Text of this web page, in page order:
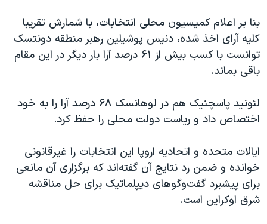
چهل سال گروگان‌گیری
قانون شفافیت دارائی کادر رهبری ایران
اعتراضات مردمی آبان ۹۸
نرگس محمدی برنده جایزه نوبل صلح
صفحه‌های ویژه
سفر پرزیدنت ترامپ به چین
بنا بر اعلام کمیسیون محلی انتخابات، با شمارش تقریبا
کلیه آرای اخذ شده، دنیس پوشیلین رهبر منطقه دونتسک
توانست با کسب بیش از ۶۱ درصد آرا بار دیگر در این مقام
باقی بماند.
لئونید پاسچنیک هم در لوهانسک ۶۸ درصد آرا را به خود
اختصاص داد و ریاست دولت محلی را حفظ کرد.
ایالات متحده و اتحادیه اروپا این انتخابات را غیرقانونی
خوانده و ضمن رد نتایج آن گفته‌اند که برگزاری آن مانعی
برای پیشبرد گفت‌وگوهای دیپلماتیک برای حل مناقشه
شرق اوکراین است.